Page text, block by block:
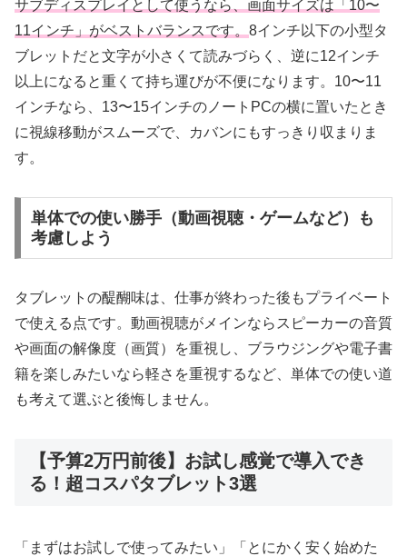
サブディスプレイとして使うなら、画面サイズは「10〜
11インチ」がベストバランスです。 8インチ以下の小型タ
ブレットだと文字が小さくて読みづらく、逆に12インチ
以上になると重くて持ち運びが不便になります。10〜11
インチなら、13〜15インチのノートPCの横に置いたとき
に視線移動がスムーズで、カバンにもすっきり収まりま
す。
単体での使い勝手（動画視聴・ゲームなど）も
考慮しよう
タブレットの醍醐味は、仕事が終わった後もプライベート
で使える点です。動画視聴がメインならスピーカーの音質
や画面の解像度（画質）を重視し、ブラウジングや電子書
籍を楽しみたいなら軽さを重視するなど、単体での使い道
も考えて選ぶと後悔しません。
【予算2万円前後】お試し感覚で導入でき
る！超コスパタブレット3選
「まずはお試しで使ってみたい」「とにかく安く始めた